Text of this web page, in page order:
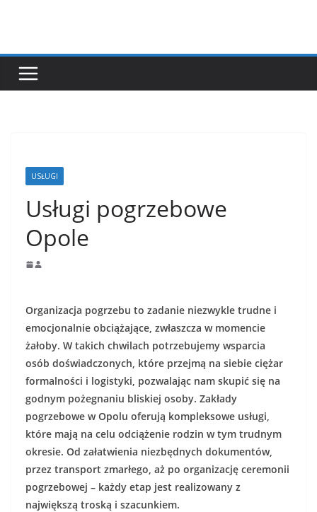
USŁUGI
Usługi pogrzebowe
Opole
Organizacja pogrzebu to zadanie niezwykle trudne i
emocjonalnie obciążające, zwłaszcza w momencie
żałoby. W takich chwilach potrzebujemy wsparcia
osób doświadczonych, które przejmą na siebie ciężar
formalności i logistyki, pozwalając nam skupić się na
godnym pożegnaniu bliskiej osoby. Zakłady
pogrzebowe w Opolu oferują kompleksowe usługi,
które mają na celu odciążenie rodzin w tym trudnym
okresie. Od załatwienia niezbędnych dokumentów,
przez transport zmarłego, aż po organizację ceremonii
pogrzebowej – każdy etap jest realizowany z
największą troską i szacunkiem.